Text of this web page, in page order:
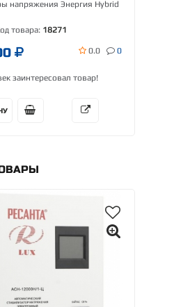
напряжения Энергия Hybrid
товара: 18271
0.0 0
заинтересовал товар!